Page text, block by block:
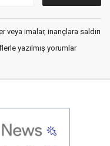
imalar, inançlara saldırı
yazılmış yorumlar